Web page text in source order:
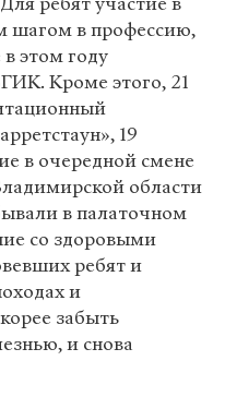
шагом в профессию,
этом году
Кроме этого, 21
19
в очередной смене
области
в палаточном
со здоровыми
ребят и
и
забыть
и снова